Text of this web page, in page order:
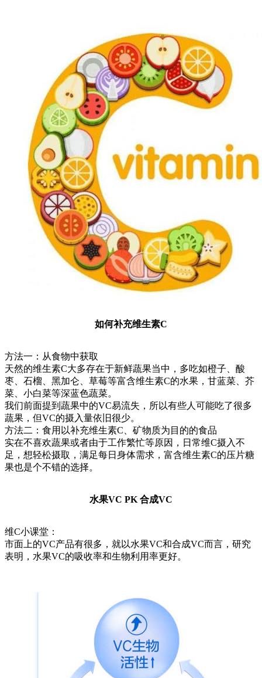
如何补充维生素C
方法一：从食物中获取
天然的维生素C大多存在于新鲜蔬果当中，多吃如橙子、酸
枣、石榴、黑加仑、草莓等富含维生素C的水果，甘蓝菜、芥
菜、小白菜等深蓝色蔬菜。
我们前面提到蔬果中的VC易流失，所以有些人可能吃了很多
蔬果，但VC的摄入量依旧很少。
方法二：食用以补充维生素C、矿物质为目的的食品
实在不喜欢蔬果或者由于工作繁忙等原因，日常维C摄入不
足，想轻松摄取，满足每日身体需求，富含维生素C的压片糖
果也是个不错的选择。
水果VC PK 合成VC
维C小课堂：
市面上的VC产品有很多，就以水果VC和合成VC而言，研究
表明，水果VC的吸收率和生物利用率更好。